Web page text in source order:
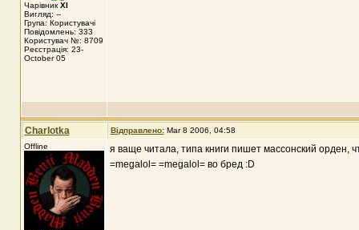
Чарівник XI
Вигляд: --
Група: Користувачі
Повідомлень: 333
Користувач №: 8709
Реєстрація: 23-
October 05
Charlotka Відправлено: Mar 8 2006, 04:58
Offline
я ваще читала, типа книги пишет массонский орден,
=megalol= =megalol= во бред :D